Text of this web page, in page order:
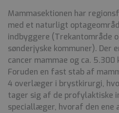
Mammasektionen har
med et naturligt
indbyggere (Trekantområde
sønderjyske kommuner).
cancer mammae og ca.
Foruden en fast stab af
4 overlæger i brystkirurgi,
tager sig af de profylaktiske
speciallæger, hvoraf den ene